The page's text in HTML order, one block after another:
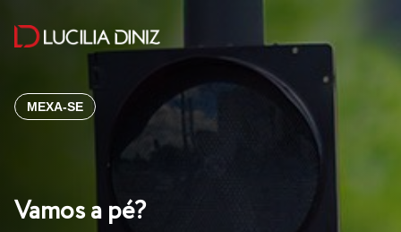
MEXA-SE
Vamos a pé?